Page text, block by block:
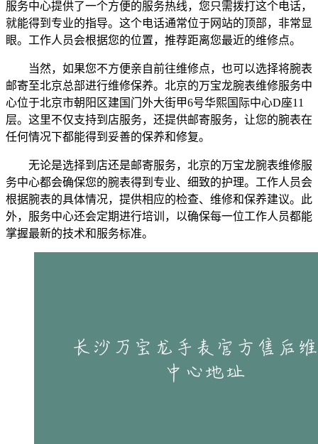
服务中心提供了一个方便的服务热线，您只需拨打这个电话，
就能得到专业的指导。这个电话通常位于网站的顶部，非常显
眼。工作人员会根据您的位置，推荐距离您最近的维修点。
当然，如果您不方便亲自前往维修点，也可以选择将腕表
邮寄至北京总部进行维修保养。北京的万宝龙腕表维修服务中
心位于北京市朝阳区建国门外大街甲6号华熙国际中心D座11
层。这里不仅支持到店服务，还提供邮寄服务，让您的腕表在
任何情况下都能得到妥善的保养和修复。
无论是选择到店还是邮寄服务，北京的万宝龙腕表维修服
务中心都会确保您的腕表得到专业、细致的护理。工作人员会
根据腕表的具体情况，提供相应的检查、维修和保养建议。此
外，服务中心还会定期进行培训，以确保每一位工作人员都能
掌握最新的技术和服务标准。